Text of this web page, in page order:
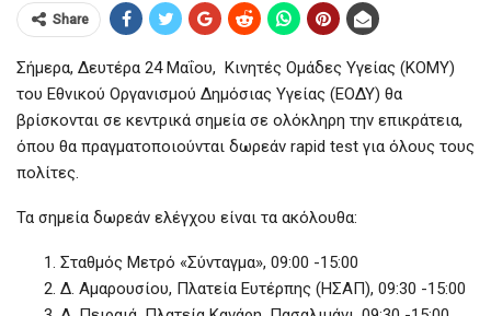
Share
Σήμερα, Δευτέρα 24 Μαΐου, Κινητές Ομάδες Υγείας (ΚΟΜΥ)
του Εθνικού Οργανισμού Δημόσιας Υγείας (ΕΟΔΥ) θα
βρίσκονται σε κεντρικά σημεία σε ολόκληρη την επικράτεια,
όπου θα πραγματοποιούνται δωρεάν rapid test για όλους τους
πολίτες.
Τα σημεία δωρεάν ελέγχου είναι τα ακόλουθα:
Σταθμός Μετρό «Σύνταγμα», 09:00 -15:00
Δ. Αμαρουσίου, Πλατεία Ευτέρπης (ΗΣΑΠ), 09:30 -15:00